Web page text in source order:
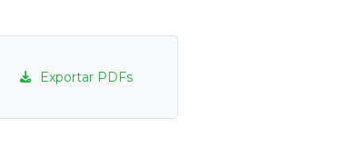
Exportar PDFs